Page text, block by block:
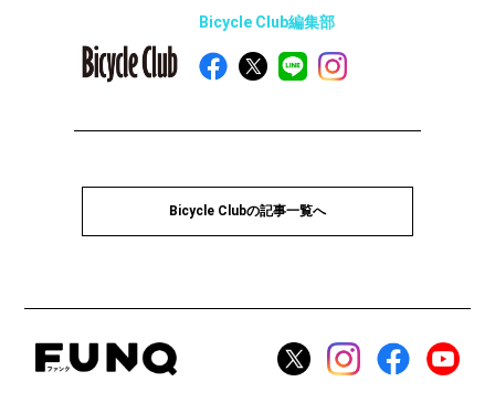
Bicycle Club編集部
Bicycle Clubの記事一覧へ